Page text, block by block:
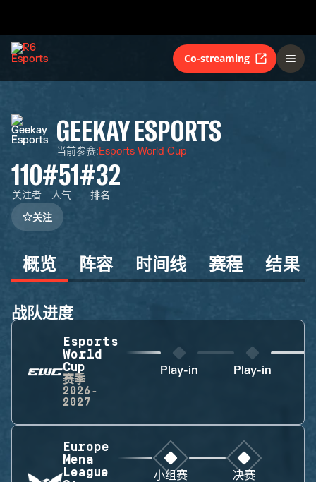
Co-streaming
GEEKAY ESPORTS
当前参赛:Esports World Cup
110
关注者
#51
人气
#32
排名
关注
概览 阵容 时间线 赛程 结果
战队进度
Esports
World
Cup
赛季
2026-
2027
Play-in Play-in
Europe
Mena
League
小组赛 决赛